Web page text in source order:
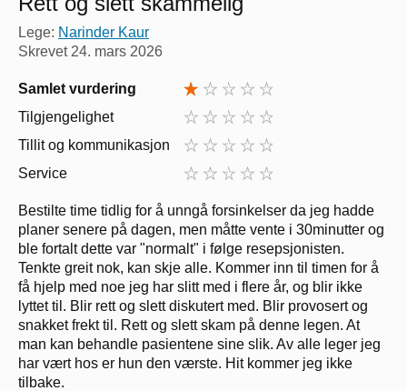
Lege: Narinder Kaur
Skrevet 24. mars 2026
Samlet vurdering
Tilgjengelighet
Tillit og kommunikasjon
Service
Bestilte time tidlig for å unngå forsinkelser da jeg hadde
planer senere på dagen, men måtte vente i 30minutter og
ble fortalt dette var "normalt" i følge resepsjonisten.
Tenkte greit nok, kan skje alle. Kommer inn til timen for å
få hjelp med noe jeg har slitt med i flere år, og blir ikke
lyttet til. Blir rett og slett diskutert med. Blir provosert og
snakket frekt til. Rett og slett skam på denne legen. At
man kan behandle pasientene sine slik. Av alle leger jeg
har vært hos er hun den værste. Hit kommer jeg ikke
tilbake.